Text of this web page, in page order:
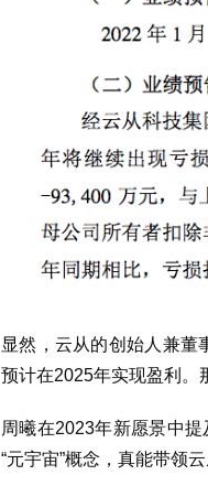
显然，云从的创始人兼董
预计在2025年实现盈利。
周曦在2023年新愿景中
“元宇宙”概念，真能带领